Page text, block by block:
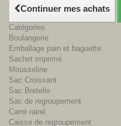
Continuer mes achats
Catégories
Boulangerie
Emballage pain et baguette
Sachet imprimé
Mousseline
Sac Croissant
Sac Bretelle
Sac de regroupement
Carré rainé
Caisse de regroupement